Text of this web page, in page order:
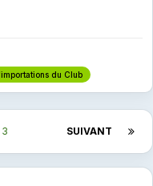
du Club
SUIVANT